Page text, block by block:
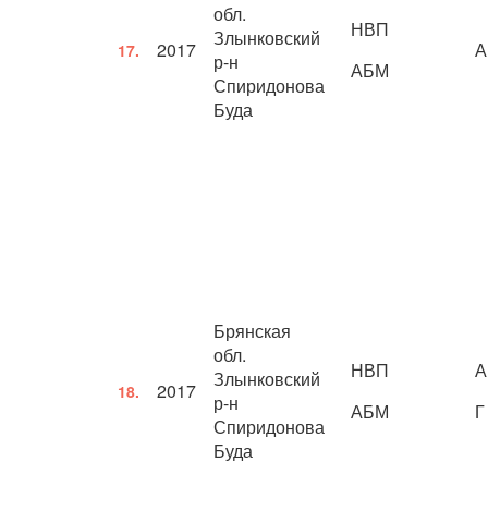
17. 2017
обл.
Злынковский
р-н
Спиридонова
Буда
НВП
АБМ
А
18. 2017
Брянская
обл.
Злынковский
р-н
Спиридонова
Буда
НВП
АБМ
А
Г